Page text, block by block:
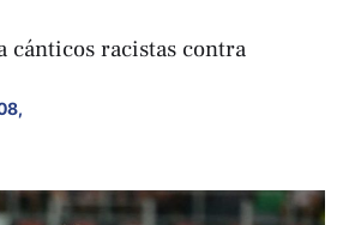
cánticos racistas contra
,